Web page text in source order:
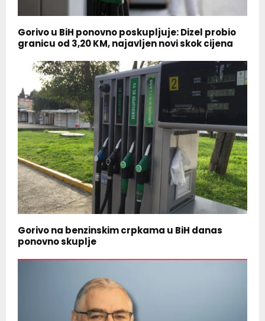
Gorivo u BiH ponovno poskupljuje: Dizel probio
granicu od 3,20 KM, najavljen novi skok cijena
Gorivo na benzinskim crpkama u BiH danas
ponovno skuplje